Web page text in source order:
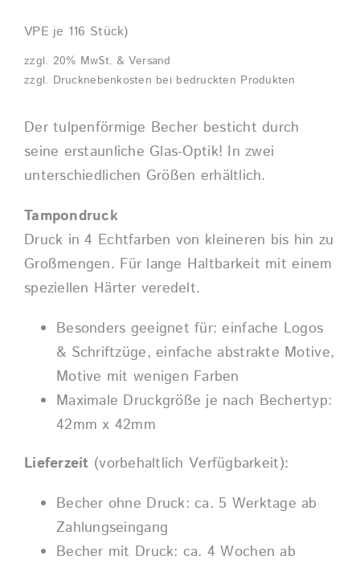
VPE je 116 Stück)
zzgl. 20% MwSt. & Versand
zzgl. Drucknebenkosten bei bedruckten Produkten
Der tulpenförmige Becher besticht durch
seine erstaunliche Glas-Optik! In zwei
unterschiedlichen Größen erhältlich.
Tampondruck
Druck in 4 Echtfarben von kleineren bis hin zu
Großmengen. Für lange Haltbarkeit mit einem
speziellen Härter veredelt.
Besonders geeignet für: einfache Logos
& Schriftzüge, einfache abstrakte Motive,
Motive mit wenigen Farben
Maximale Druckgröße je nach Bechertyp:
42mm x 42mm
Lieferzeit (vorbehaltlich Verfügbarkeit):
Becher ohne Druck: ca. 5 Werktage ab
Zahlungseingang
Becher mit Druck: ca. 4 Wochen ab